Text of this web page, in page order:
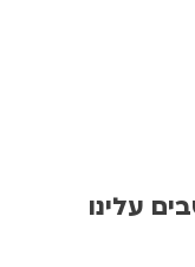
עלינו